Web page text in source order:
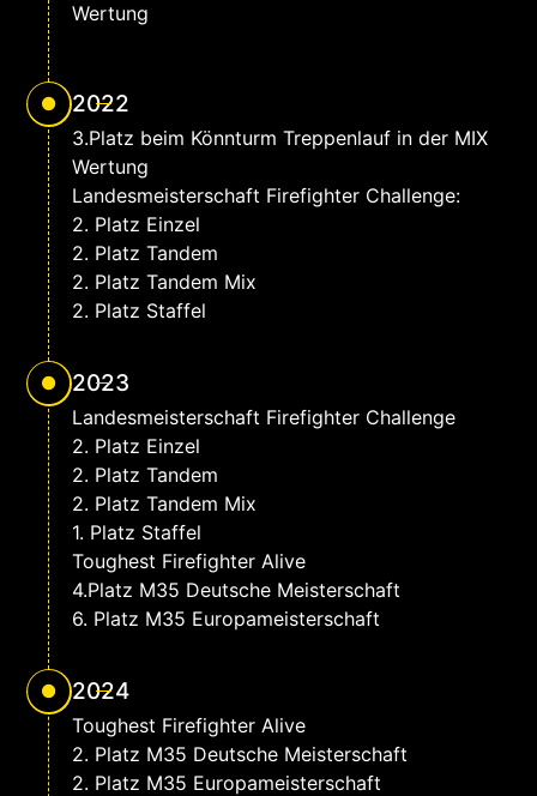
Wertung
2022
3.Platz beim Könnturm Treppenlauf in der MIX
Wertung
Landesmeisterschaft Firefighter Challenge:
2. Platz Einzel
2. Platz Tandem
2. Platz Tandem Mix
2. Platz Staffel
2023
Landesmeisterschaft Firefighter Challenge
2. Platz Einzel
2. Platz Tandem
2. Platz Tandem Mix
1. Platz Staffel
Toughest Firefighter Alive
4.Platz M35 Deutsche Meisterschaft
6. Platz M35 Europameisterschaft
2024
Toughest Firefighter Alive
2. Platz M35 Deutsche Meisterschaft
2. Platz M35 Europameisterschaft